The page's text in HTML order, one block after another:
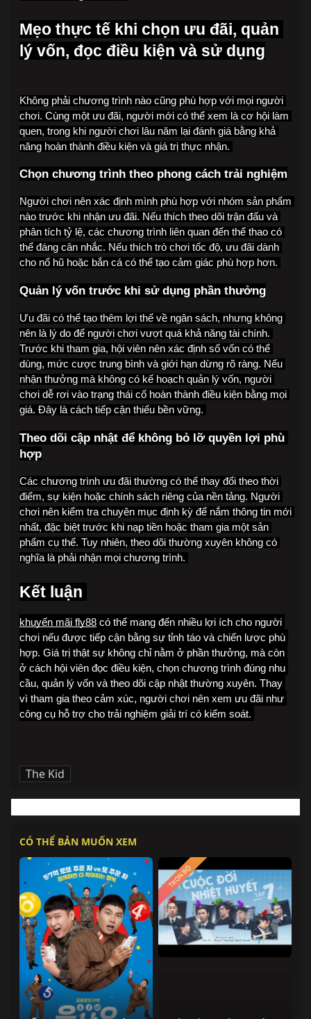
Mẹo thực tế khi chọn ưu đãi, quản
lý vốn, đọc điều kiện và sử dụng
Không phải chương trình nào cũng phù hợp với mọi người
chơi. Cùng một ưu đãi, người mới có thể xem là cơ hội làm
quen, trong khi người chơi lâu năm lại đánh giá bằng khả
năng hoàn thành điều kiện và giá trị thực nhận.
Chọn chương trình theo phong cách trải nghiệm
Người chơi nên xác định mình phù hợp với nhóm sản phẩm
nào trước khi nhận ưu đãi. Nếu thích theo dõi trận đấu và
phân tích tỷ lệ, các chương trình liên quan đến thể thao có
thể đáng cân nhắc. Nếu thích trò chơi tốc độ, ưu đãi dành
cho nổ hũ hoặc bắn cá có thể tạo cảm giác phù hợp hơn.
Quản lý vốn trước khi sử dụng phần thưởng
Ưu đãi có thể tạo thêm lợi thế về ngân sách, nhưng không
nên là lý do để người chơi vượt quá khả năng tài chính.
Trước khi tham gia, hội viên nên xác định số vốn có thể
dùng, mức cược trung bình và giới hạn dừng rõ ràng. Nếu
nhận thưởng mà không có kế hoạch quản lý vốn, người
chơi dễ rơi vào trạng thái cố hoàn thành điều kiện bằng mọi
giá. Đây là cách tiếp cận thiếu bền vững.
Theo dõi cập nhật để không bỏ lỡ quyền lợi phù
hợp
Các chương trình ưu đãi thường có thể thay đổi theo thời
điểm, sự kiện hoặc chính sách riêng của nền tảng. Người
chơi nên kiểm tra chuyên mục định kỳ để nắm thông tin mới
nhất, đặc biệt trước khi nạp tiền hoặc tham gia một sản
phẩm cụ thể. Tuy nhiên, theo dõi thường xuyên không có
nghĩa là phải nhận mọi chương trình.
Kết luận
khuyến mãi fly88 có thể mang đến nhiều lợi ích cho người
chơi nếu được tiếp cận bằng sự tỉnh táo và chiến lược phù
hợp. Giá trị thật sự không chỉ nằm ở phần thưởng, mà còn
ở cách hội viên đọc điều kiện, chọn chương trình đúng nhu
cầu, quản lý vốn và theo dõi cập nhật thường xuyên. Thay
vì tham gia theo cảm xúc, người chơi nên xem ưu đãi như
công cụ hỗ trợ cho trải nghiệm giải trí có kiểm soát.
The Kid
CÓ THỂ BẢN MUỐN XEM
TRỌN BỘ